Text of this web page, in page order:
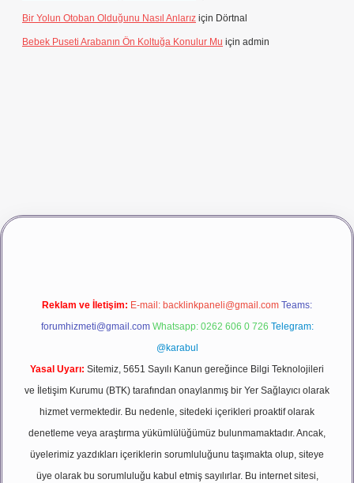
Bir Yolun Otoban Olduğunu Nasıl Anlarız için Dörtnal
Bebek Puseti Arabanın Ön Koltuğa Konulur Mu için admin
girişbetexper
Reklam ve İletişim: E-mail: backlinkpaneli@gmail.com Teams:
forumhizmeti@gmail.com Whatsapp: 0262 606 0 726 Telegram:
@karabul
Yasal Uyarı: Sitemiz, 5651 Sayılı Kanun gereğince Bilgi Teknolojileri
ve İletişim Kurumu (BTK) tarafından onaylanmış bir Yer Sağlayıcı olarak
hizmet vermektedir. Bu nedenle, sitedeki içerikleri proaktif olarak
denetleme veya araştırma yükümlülüğümüz bulunmamaktadır. Ancak,
üyelerimiz yazdıkları içeriklerin sorumluluğunu taşımakta olup, siteye
üye olarak bu sorumluluğu kabul etmiş sayılırlar. Bu internet sitesi,